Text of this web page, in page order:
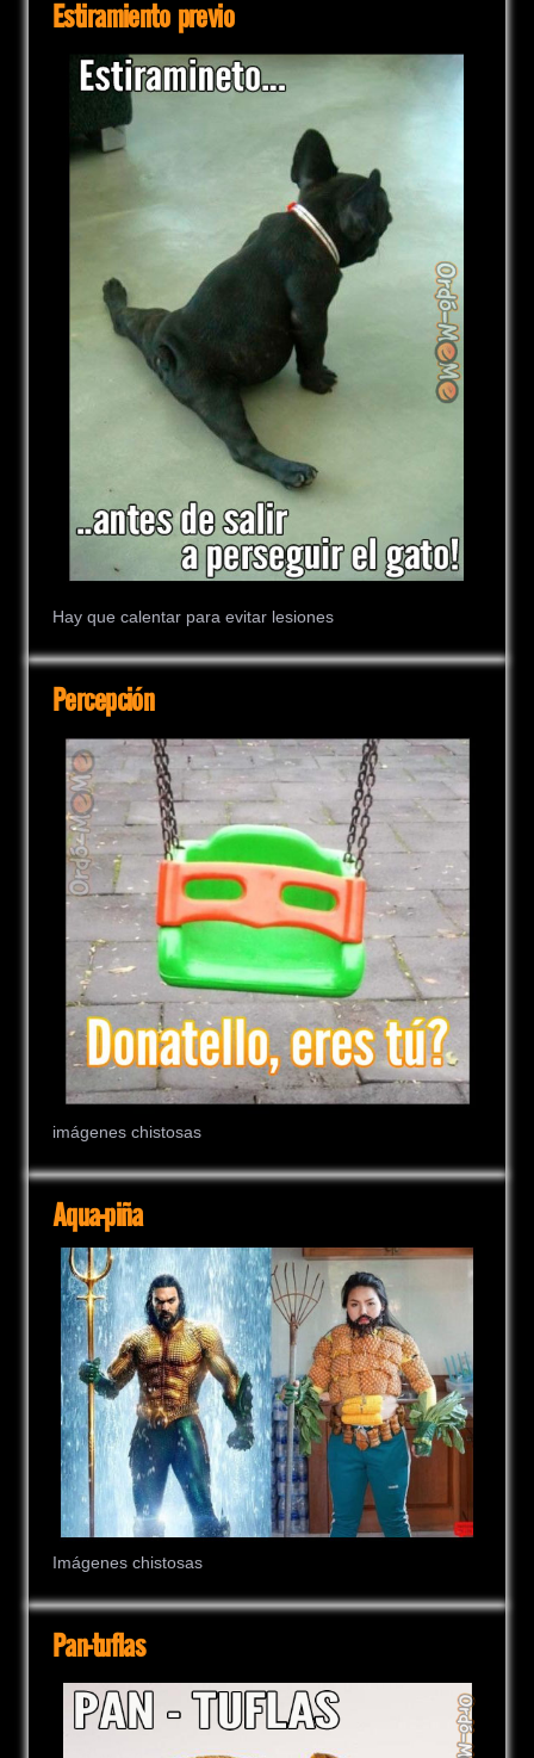
Estiramiento previo
Hay que calentar para evitar lesiones
Percepción
imágenes chistosas
Aqua-piña
Imágenes chistosas
Pan-tuflas